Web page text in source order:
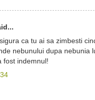
ca tu ai sa zimbesti
nebunului dupa nebunia
fost indemnul!